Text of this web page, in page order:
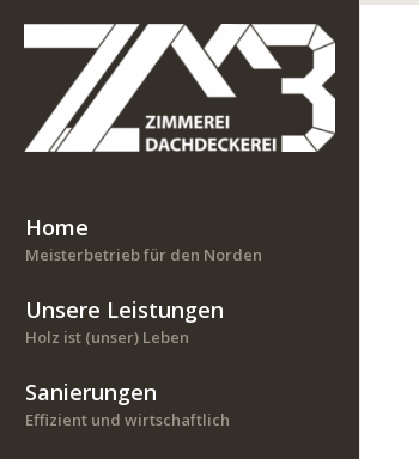
Home
Meisterbetrieb für den Norden
Unsere Leistungen
Holz ist (unser) Leben
Sanierungen
Effizient und wirtschaftlich